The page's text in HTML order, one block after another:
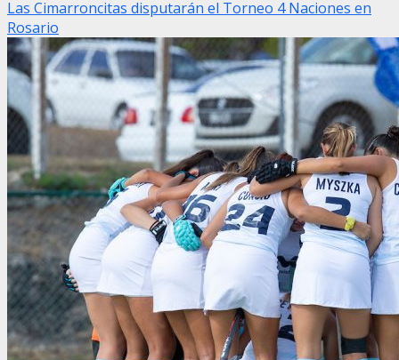
Las Cimarroncitas disputarán el Torneo 4 Naciones en
Rosario